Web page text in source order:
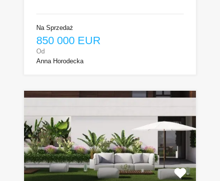
Na Sprzedaż
850 000 EUR
Od
Anna Horodecka